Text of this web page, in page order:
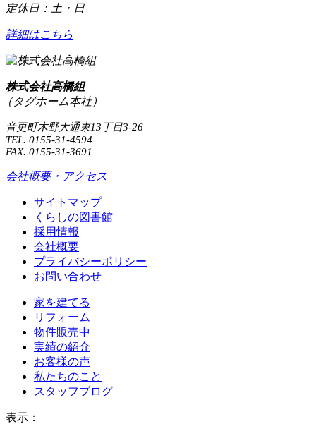
定休日：土・日
詳細はこちら
株式会社高橋組
（タグホーム本社）
音更町木野大通東13丁目3-26
TEL. 0155-31-4594
FAX. 0155-31-3691
会社概要・アクセス
サイトマップ
くらしの図書館
採用情報
会社概要
プライバシーポリシー
お問い合わせ
家を建てる
リフォーム
物件販売中
実績の紹介
お客様の声
私たちのこと
スタッフブログ
表示：